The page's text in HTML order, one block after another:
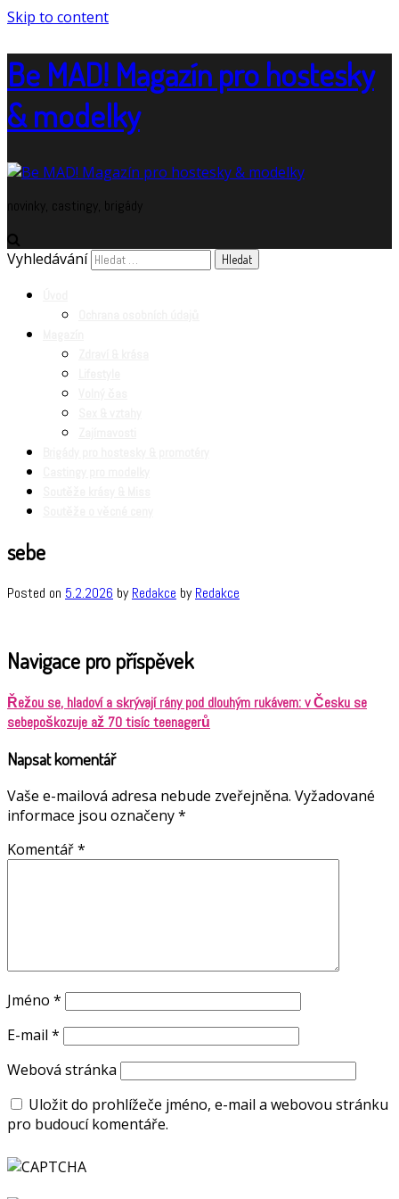
Skip to content
Be MAD! Magazín pro hostesky
& modelky
novinky, castingy, brigády
Vyhledávání
sebe
Posted on 5.2.2026 byRedakce byRedakce
Navigace pro příspěvek
Řežou se, hladoví a skrývají rány pod dlouhým rukávem: v Česku se
sebepoškozuje až 70 tisíc teenagerů
Napsat komentář
Vaše e-mailová adresa nebude zveřejněna. Vyžadované
informace jsou označeny*
Komentář*
Jméno *
E-mail *
Webová stránka
Uložit do prohlížeče jméno, e-mail a webovou stránku
pro budoucí komentáře.